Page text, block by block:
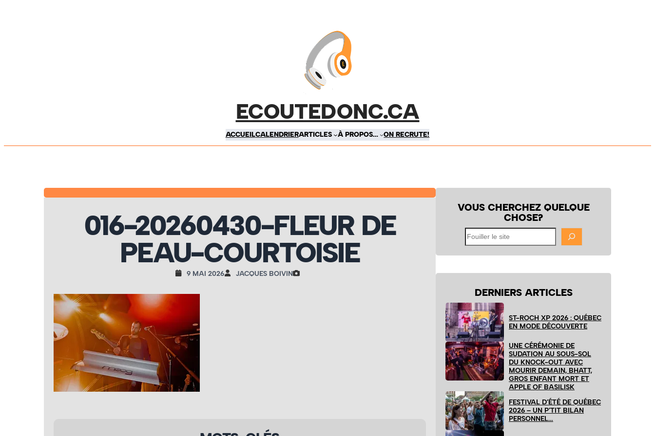
ECOUTEDONC.CA
ACCUEILCALENDRIERARTICLES À PROPOS… ON RECRUTE!
016-20260430-FLEUR DE
PEAU-COURTOISIE
9 MAI 2026 JACQUES BOIVIN
VOUS CHERCHEZ QUELQUE
CHOSE?
Fouiller
le
site
DERNIERS ARTICLES
ST-ROCH XP 2026 : QUÉBEC
EN MODE DÉCOUVERTE
UNE CÉRÉMONIE DE
SUDATION AU SOUS-SOL
DU KNOCK-OUT AVEC
MOURIR DEMAIN, BHATT,
GROS ENFANT MORT ET
APPLE OF BASILISK
FESTIVAL D’ÉTÉ DE QUÉBEC
2026 – UN P’TIT BILAN
PERSONNEL…